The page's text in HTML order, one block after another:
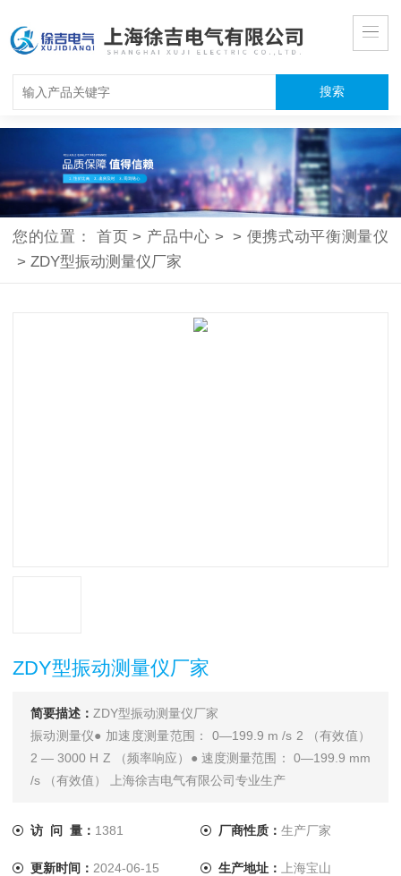
您的位置：首页 > 产品中心 > > 便携式动平衡测量仪
> ZDY型振动测量仪厂家
ZDY型振动测量仪厂家
简要描述： ZDY型振动测量仪厂家
振动测量仪● 加速度测量范围： 0—199.9 m /s 2 （有效值）
2 — 3000 H Z （频率响应）● 速度测量范围： 0—199.9 mm
/s （有效值） 上海徐吉电气有限公司专业生产
访 问 量： 1381 厂商性质： 生产厂家
更新时间： 2024-06-15 生产地址： 上海宝山